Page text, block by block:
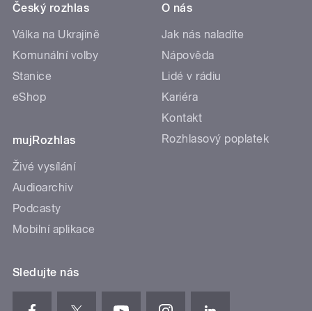
Český rozhlas
Válka na Ukrajině
Komunální volby
Stanice
eShop
mujRozhlas
Živé vysílání
Audioarchiv
Podcasty
Mobilní aplikace
O nás
Jak nás naladíte
Nápověda
Lidé v rádiu
Kariéra
Kontakt
Rozhlasový poplatek
Sledujte nás